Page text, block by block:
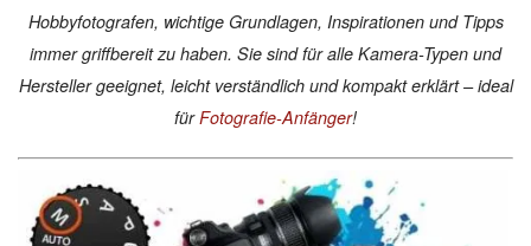
Hobbyfotografen, wichtige Grundlagen, Inspirationen und Tipps
immer griffbereit zu haben. Sie sind für alle Kamera-Typen und
Hersteller geeignet, leicht verständlich und kompakt erklärt – ideal
fürFotografie-Anfänger!